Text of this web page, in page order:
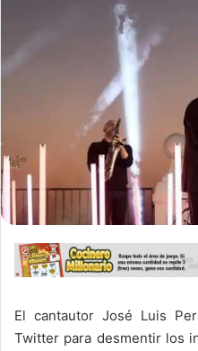
El cantautor José Luis
Twitter para desmentir los